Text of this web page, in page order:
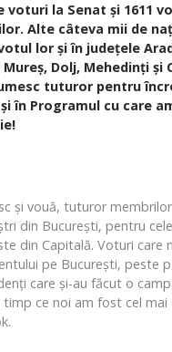
voturi la Senat și 1611
Alte câteva mii de
lor și în județele
Dolj, Mehedinți și
tuturor pentru
în Programul cu care
și vouă, tuturor
din București, pentru
din Capitală. Voturi care
pe București, peste
care și-au făcut o
timp ce noi am fost cel mai